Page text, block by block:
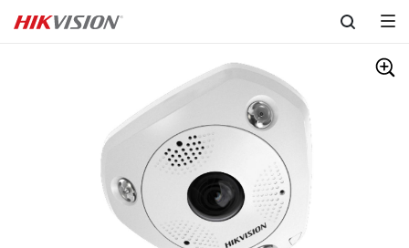
Skip to content